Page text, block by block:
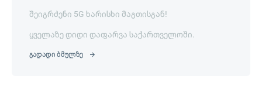
შეიგრძენი 5G ხარისხი მაგთისგან!
ყველაზე დიდი დაფარვა საქართველოში.
გადადი ბმულზე